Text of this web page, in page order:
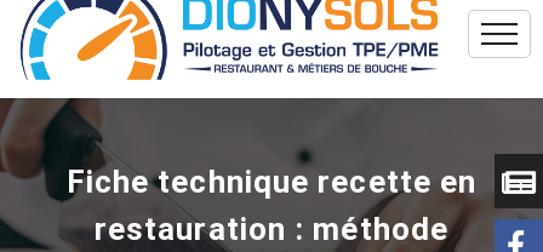
Nos conseillers
DionySols
Nos versions
Fiche technique recette en
restauration : méthode